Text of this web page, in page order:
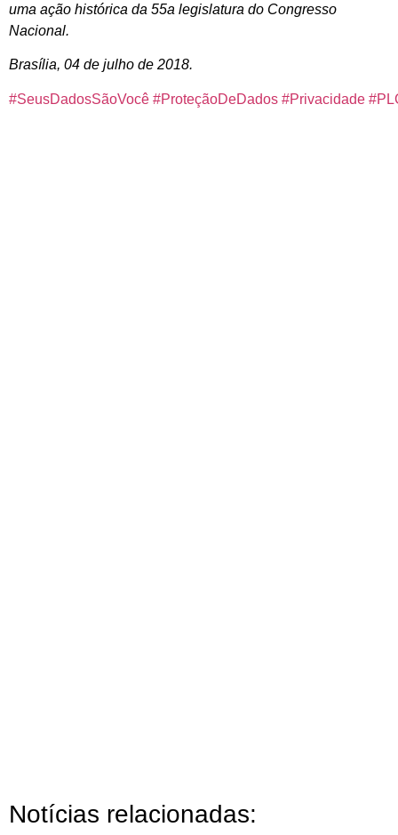
uma ação histórica da 55a legislatura do Congresso
Nacional.
Brasília, 04 de julho de 2018.
#SeusDadosSãoVocê #ProteçãoDeDados #Privacidade #
Notícias relacionadas: